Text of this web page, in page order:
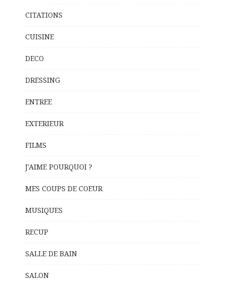
CITATIONS
CUISINE
DECO
DRESSING
ENTREE
EXTERIEUR
FILMS
J'AIME POURQUOI ?
MES COUPS DE COEUR
MUSIQUES
RECUP
SALLE DE BAIN
SALON